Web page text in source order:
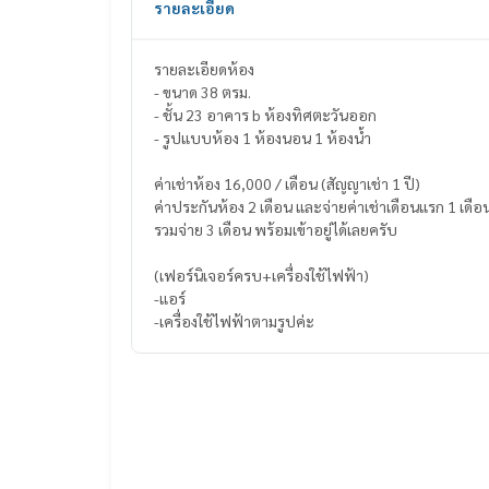
รายละเอียด
รายละเอียดห้อง
- ขนาด 38 ตรม.
- ชั้น 23 อาคาร b ห้องทิศตะวันออก
- รูปแบบห้อง 1 ห้องนอน 1 ห้องน้ำ
ค่าเช่าห้อง 16,000 / เดือน (สัญญาเช่า 1 ปี)
ค่าประกันห้อง 2 เดือน และจ่ายค่าเช่าเดือนแรก 1 เดือ
รวมจ่าย 3 เดือน พร้อมเข้าอยู่ได้เลยครับ
(เฟอร์นิเจอร์ครบ+เครื่องใช้ไฟฟ้า)
-แอร์
-เครื่องใช้ไฟฟ้าตามรูปค่ะ